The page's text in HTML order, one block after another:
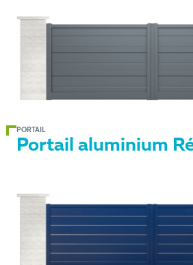
PORTAIL
Portail aluminium